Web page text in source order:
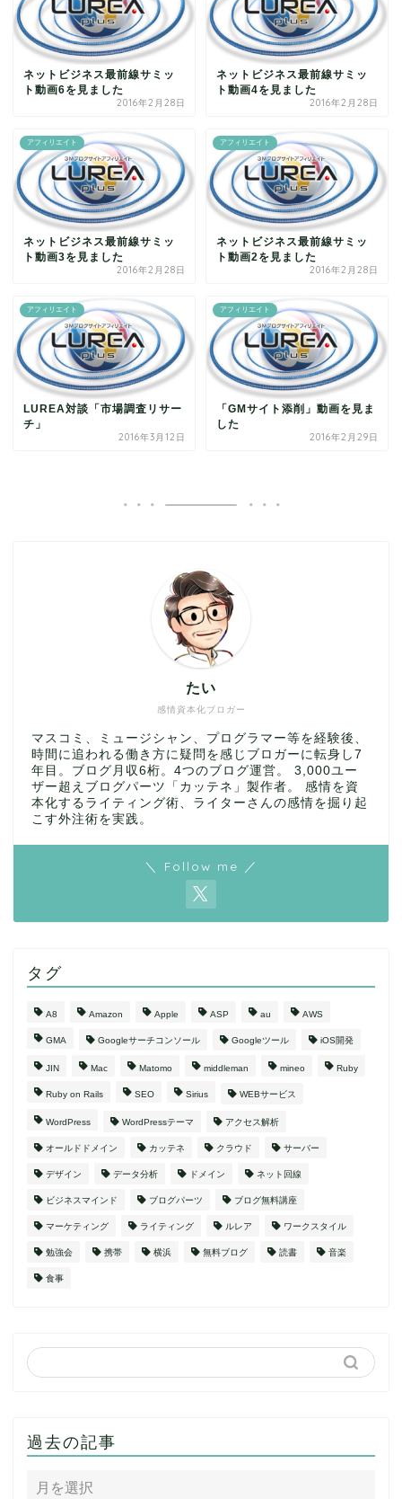
ネットビジネス最前線サミッ
ト動画6を見ました
2016年2月28日
ネットビジネス最前線サミッ
ト動画4を見ました
2016年2月28日
アフィリエイト
ネットビジネス最前線サミッ
ト動画3を見ました
2016年2月28日
アフィリエイト
ネットビジネス最前線サミッ
ト動画2を見ました
2016年2月28日
アフィリエイト
LUREA対談「市場調査リサー
チ」
2016年3月12日
アフィリエイト
「GMサイト添削」動画を見ま
した
2016年2月29日
感情資本化ブロガー
たい
マスコミ、ミュージシャン、プログラマー等を経験後、
時間に追われる働き方に疑問を感じブロガーに転身し7
年目。ブログ月収6桁。4つのブログ運営。 3,000ユー
ザー超えブログパーツ「カッテネ」製作者。 感情を資
本化するライティング術、ライターさんの感情を掘り起
こす外注術を実践。
＼ Follow me ／
タグ
A8 Amazon Apple ASP au AWS
GMA Googleサーチコンソール Googleツール iOS開発
JIN Mac Matomo middleman mineo Ruby
Ruby on Rails SEO Sirius WEBサービス
WordPress WordPressテーマ アクセス解析
オールドドメイン カッテネ クラウド サーバー
デザイン データ分析 ドメイン ネット回線
ビジネスマインド ブログパーツ ブログ無料講座
マーケティング ライティング ルレア ワークスタイル
勉強会 携帯 横浜 無料ブログ 読書 音楽
食事
過去の記事